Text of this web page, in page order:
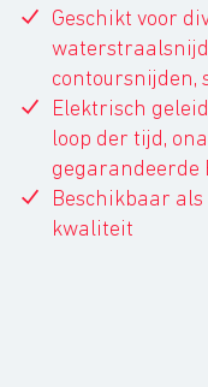
Geschikt voor
contoursnijden,
Elektrisch
loop der tijd,
gegarandeerde
Beschikbaar als
kwaliteit